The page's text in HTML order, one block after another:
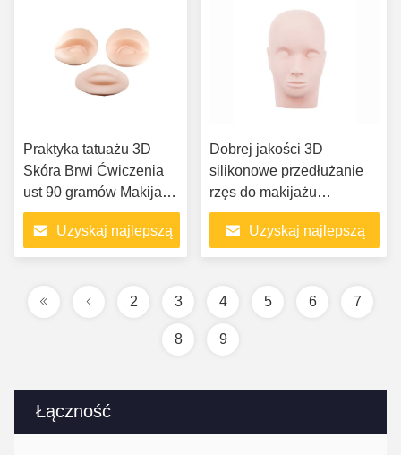
Łączność
Praktyka tatuażu 3D
Skóra Brwi Ćwiczenia
ust 90 gramów Makijaż
Głowice silikonowe
Uzyskaj najlepszą
Dobrej jakości 3D
silikonowe przedłużanie
rzęs do makijażu
permanentnego Skin
Uzyskaj najlepszą
2 3 4 5 6 7
8 9